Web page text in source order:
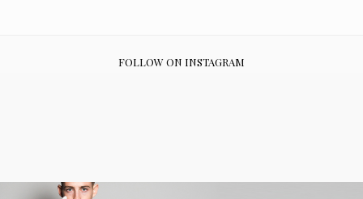
FOLLOW ON INSTAGRAM